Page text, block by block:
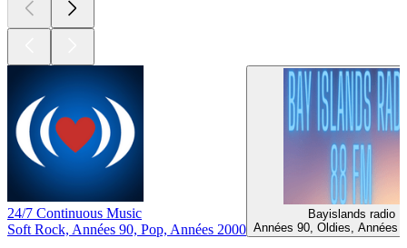
24/7 Continuous Music
Soft Rock, Années 90, Pop, Années 2000
Bayislands radio
Années 90, Oldies, Années